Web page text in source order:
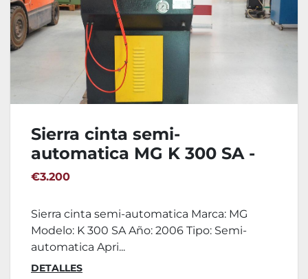
Sierra cinta semi-
automatica MG K 300 SA -
2006
€3.200
Sierra cinta semi-automatica Marca: MG
Modelo: K 300 SA Año: 2006 Tipo: Semi-
automatica Apri...
DETALLES